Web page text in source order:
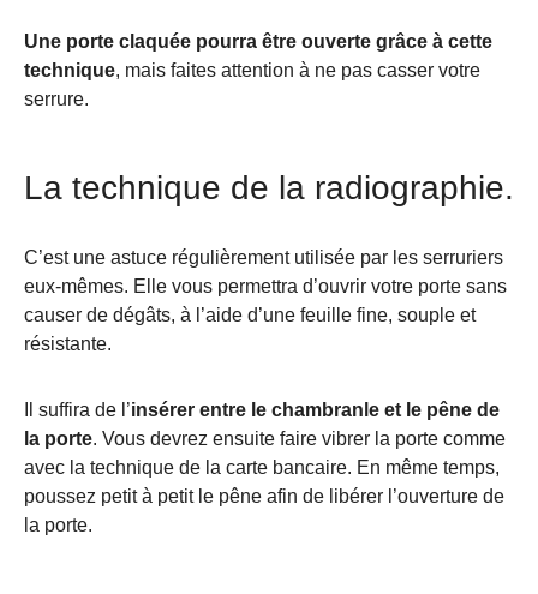
Une porte claquée pourra être ouverte grâce à cette
technique, mais faites attention à ne pas casser votre
serrure.
La technique de la radiographie.
C’est une astuce régulièrement utilisée par les serruriers
eux-mêmes. Elle vous permettra d’ouvrir votre porte sans
causer de dégâts, à l’aide d’une feuille fine, souple et
résistante.
Il suffira de l’insérer entre le chambranle et le pêne de
la porte. Vous devrez ensuite faire vibrer la porte comme
avec la technique de la carte bancaire. En même temps,
poussez petit à petit le pêne afin de libérer l’ouverture de
la porte.